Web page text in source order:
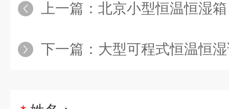
上一篇： 北京小型恒温恒湿
下一篇： 大型可程式恒温恒